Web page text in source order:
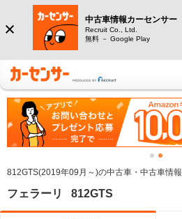
中古車情報カーセンサー
Recruit Co., Ltd.
無料 － Google Play
812GTS(2019年09月～)の中古車・中古車情報
フェラーリ 812GTS